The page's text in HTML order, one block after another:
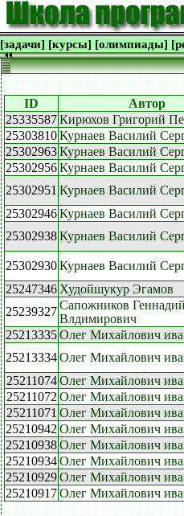
[задачи] [курсы] [олимпиады]
ID Автор
25335587Кирюхов Григорий
25303810Курнаев Василий
25302963Курнаев Василий
25302956Курнаев Василий
25302951 Курнаев Василий
25302946Курнаев Василий
25302938Курнаев Василий
25302930Курнаев Василий
25247346 Худойшукур Эгамов
25239327Сапожников Геннадий
Влдимирович
25213335Олег Михайлович
25213334Олег Михайлович
25211074 Олег Михайлович
25211072 Олег Михайлович
25211071 Олег Михайлович
25210942 Олег Михайлович
25210938Олег Михайлович
25210934Олег Михайлович
25210929Олег Михайлович
25210917Олег Михайлович